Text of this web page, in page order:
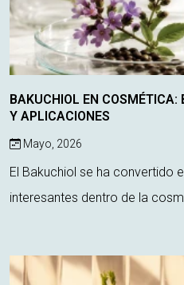
BAKUCHIOL EN COSMÉTICA:
Y APLICACIONES
Mayo, 2026
El Bakuchiol se ha convertido
interesantes dentro de la